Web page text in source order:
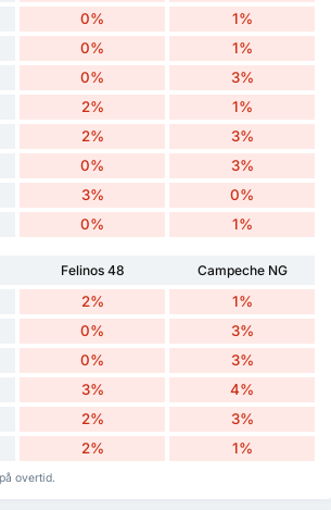
0% 1%
0% 1%
0% 3%
2% 1%
2% 3%
0% 3%
3% 0%
0% 1%
Felinos 48
Campeche NG
2% 1%
0% 3%
0% 3%
3% 4%
2% 3%
2% 1%
overtid.